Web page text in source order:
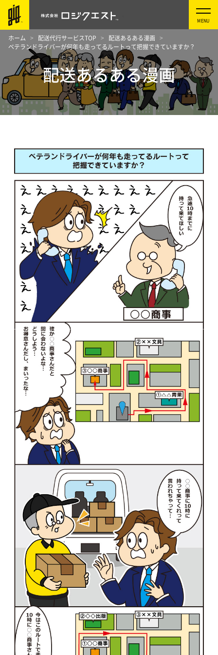
配送あるある漫画
ホーム 配送代行サービスTOP
配送あるある漫画
ベテランドライバーが何年も走ってるルートって把握できていますか？